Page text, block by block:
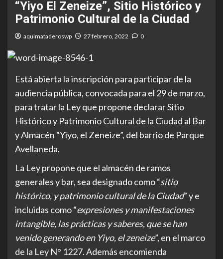
“Yiyo El Zeneize”, Sitio Histórico y
Patrimonio Cultural de la Ciudad
aquimataderoswp 27 febrero, 2022 0
Está abierta la inscripción para participar de la
audiencia pública, convocada para el 29 de marzo,
para tratar la Ley que propone declarar Sitio
Histórico y Patrimonio Cultural de la Ciudad al Bar
y Almacén “Yiyo, el Zeneize”, del barrio de Parque
Avellaneda.
La Ley propone que el almacén de ramos
generales y bar, sea designado como “sitio
histórico, y patrimonio cultural de la Ciudad” y e
incluidas como “expresiones y manifestaciones
intangible, las prácticas y saberes, que se han
venido generando en Yiyo, el zeneize”, en el marco
de la Ley N° 1227. Además encomienda